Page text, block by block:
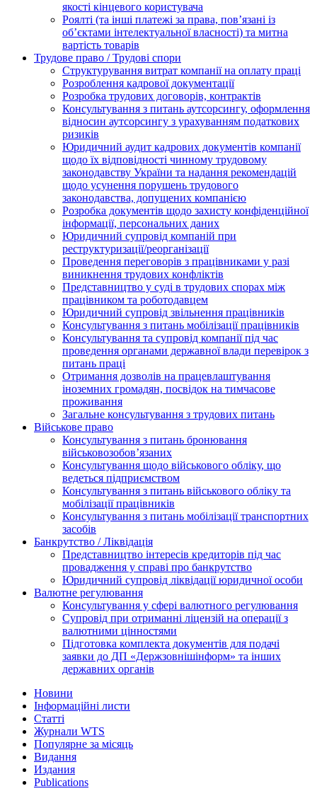
якості кінцевого користувача
Роялті (та інші платежі за права, пов’язані із
об’єктами інтелектуальної власності) та митна
вартість товарів
Трудове право / Трудові спори
Cтруктурування витрат компанії на оплату праці
Розроблення кадрової документації
Розробка трудових договорів, контрактів
Консультування з питань аутсорсингу, оформлення
відносин аутсорсингу з урахуванням податкових
ризиків
Юридичний аудит кадрових документів компанії
щодо їх відповідності чинному трудовому
законодавству України та надання рекомендацій
щодо усунення порушень трудового
законодавства, допущених компанією
Розробка документів щодо захисту конфіденційної
інформації, персональних даних
Юридичний супровід компаній при
реструктуризації/реорганізації
Проведення переговорів з працівниками у разі
виникнення трудових конфліктів
Представництво у суді в трудових спорах між
працівником та роботодавцем
Юридичний супровід звільнення працівників
Консультування з питань мобілізації працівників
Консультування та супровід компанії під час
проведення органами державної влади перевірок з
питань праці
Отримання дозволів на працевлаштування
іноземних громадян, посвідок на тимчасове
проживання
Загальне консультування з трудових питань
Військове право
Консультування з питань бронювання
військовозобов’язаних
Консультування щодо військового обліку, що
ведеться підприємством
Консультування з питань військового обліку та
мобілізації працівників
Консультування з питань мобілізації транспортних
засобів
Банкрутство / Ліквідація
Представництво інтересів кредиторів під час
провадження у справі про банкрутство
Юридичний супровід ліквідації юридичної особи
Валютне регулювання
Консультування у сфері валютного регулювання
Супровід при отриманні ліцензій на операції з
валютними цінностями
Підготовка комплекта документів для подачі
заявки до ДП «Держзовнішінформ» та інших
державних органів
Новини
Інформаційні листи
Статті
Журнали WTS
Популярне за місяць
Видання
Издания
Publications